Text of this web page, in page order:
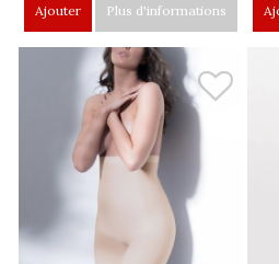
Ajouter Plus d'informations